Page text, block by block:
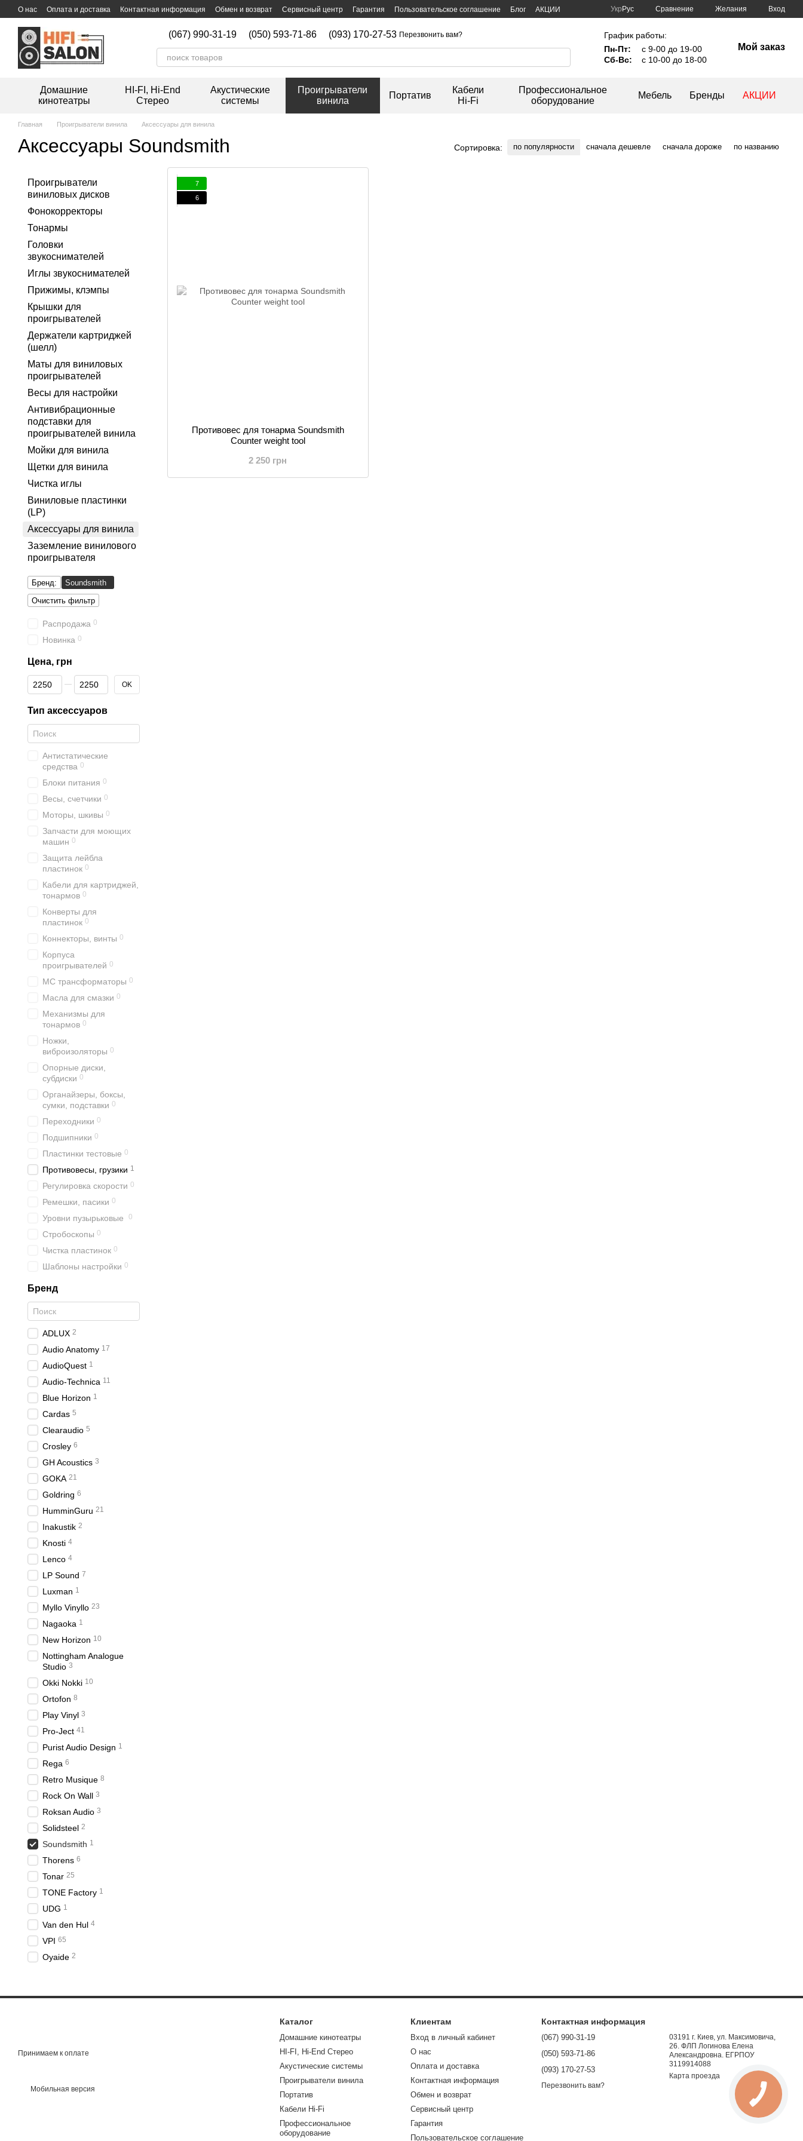
Перейти к основному контенту
О нас Оплата и доставка Контактная информация Обмен и возврат Сервисный центр Гарантия Пользовательское соглашение Блог
АКЦИИ
Укр Рус Сравнение Желания Вход
(067) 990-31-19 (050) 593-71-86 (093) 170-27-53 Перезвонить вам?
График работы:
Пн-Пт:
с 9-00 до 19-00
Сб-Вс:
с 10-00 до 18-00
Мой заказ
Домашние
кинотеатры
HI-FI, Hi-End
Стерео
Акустические
системы
Проигрыватели
винила
Портатив
Кабели
Hi-Fi
Профессиональное
оборудование
Мебель Бренды АКЦИИ
Главная Проигрыватели винила Аксессуары для винила
Аксессуары Soundsmith Сортировка: по популярности сначала дешевле сначала дороже по названию
7
6
Противовес для тонарма Soundsmith
Counter weight tool
2 250 грн
Проигрыватели
виниловых дисков
Фонокорректоры
Тонармы
Головки
звукоснимателей
Иглы звукоснимателей
Прижимы, клэмпы
Крышки для
проигрывателей
Держатели картриджей
(шелл)
Маты для виниловых
проигрывателей
Весы для настройки
Антивибрационные
подставки для
проигрывателей винила
Мойки для винила
Щетки для винила
Чистка иглы
Виниловые пластинки
(LP)
Аксессуары для винила
Заземление винилового
проигрывателя
Бренд:
Soundsmith
Очистить фильтр
Распродажа 0
Новинка 0
Цена, грн
От Цена, грн
До Цена, грн OK
Тип аксессуаров
Антистатические
средства 0
Блоки питания 0
Весы, счетчики 0
Моторы, шкивы 0
Запчасти для моющих
машин 0
Защита лейбла
пластинок 0
Кабели для картриджей,
тонармов 0
Конверты для
пластинок 0
Коннекторы, винты 0
Корпуса
проигрывателей 0
MC трансформаторы 0
Масла для смазки 0
Механизмы для
тонармов 0
Ножки,
виброизоляторы 0
Опорные диски,
субдиски 0
Органайзеры, боксы,
сумки, подставки 0
Переходники 0
Подшипники 0
Пластинки тестовые 0
Противовесы, грузики 1
Регулировка скорости 0
Ремешки, пасики 0
Уровни пузырьковые 0
Стробоскопы 0
Чистка пластинок 0
Шаблоны настройки 0
Бренд
ADLUX 2
Audio Anatomy 17
AudioQuest 1
Audio-Technica 11
Blue Horizon 1
Cardas 5
Clearaudio 5
Crosley 6
GH Acoustics 3
GOKA 21
Goldring 6
HumminGuru 21
Inakustik 2
Knosti 4
Lenco 4
LP Sound 7
Luxman 1
Myllo Vinyllo 23
Nagaoka 1
New Horizon 10
Nottingham Analogue
Studio 3
Okki Nokki 10
Ortofon 8
Play Vinyl 3
Pro-Ject 41
Purist Audio Design 1
Rega 6
Retro Musique 8
Rock On Wall 3
Roksan Audio 3
Solidsteel 2
Soundsmith 1
Thorens 6
Tonar 25
TONE Factory 1
UDG 1
Van den Hul 4
VPI 65
Oyaide 2
Принимаем к оплате
Мобильная версия
Каталог
Домашние кинотеатры
HI-FI, Hi-End Стерео
Акустические системы
Проигрыватели винила
Портатив
Кабели Hi-Fi
Профессиональное
оборудование
Клиентам
Вход в личный кабинет
О нас
Оплата и доставка
Контактная информация
Обмен и возврат
Сервисный центр
Гарантия
Пользовательское соглашение
Контактная информация
(067) 990-31-19
(050) 593-71-86
(093) 170-27-53
Перезвонить вам?
03191 г. Киев, ул. Максимовича,
26. ФЛП Логинова Елена
Александровна. ЕГРПОУ
3119914088
Карта проезда